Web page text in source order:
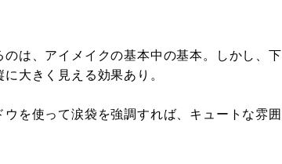
のは、アイメイクの基本中の基本。しかし、下
大きく見える効果あり。
を使って涙袋を強調すれば、キュートな雰囲